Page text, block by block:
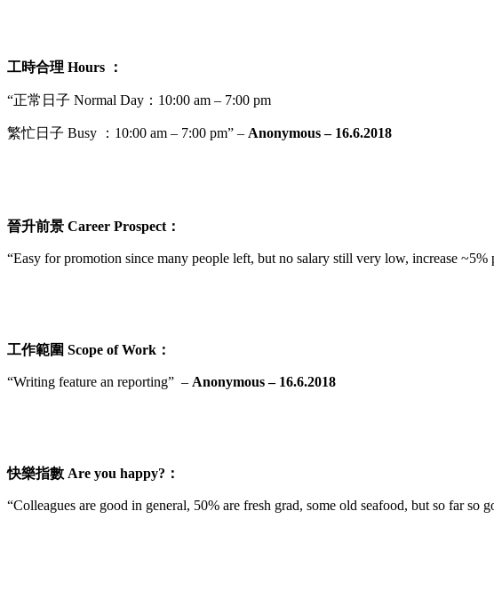
工時合理 Hours ：
“正常日子 Normal Day：10:00 am – 7:00 pm
繁忙日子 Busy ：10:00 am – 7:00 pm” – Anonymous – 16.6.2018
晉升前景 Career Prospect ：
“Easy for promotion since many people left, but no salary still very low, increase ~5%
工作範圍 Scope of Work ：
“Writing feature an reporting” – Anonymous – 16.6.2018
快樂指數 Are you happy? ：
“Colleagues are good in general, 50% are fresh grad, some old seafood, but so far so